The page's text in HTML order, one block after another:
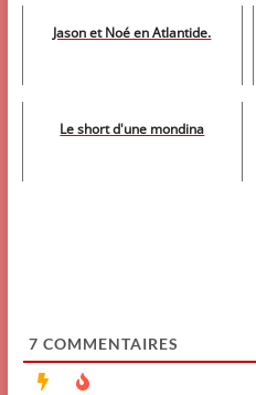
Jason et Noé en Atlantide.
Le short d'une mondina
7 COMMENTAIRES